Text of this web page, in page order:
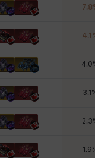
7.8
4.1
4.0
3.1
2.3
1.9